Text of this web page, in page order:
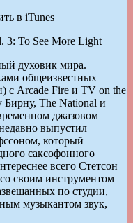
в iTunes
3: To See More Light
духовик мира.
общеизвестных
с Arcade Fire и TV on the
Бирну, The National и
джазовом
выпустил
который
саксофонного
всего Стетсон
со своим инструментом
по студии,
музыкантом звук,